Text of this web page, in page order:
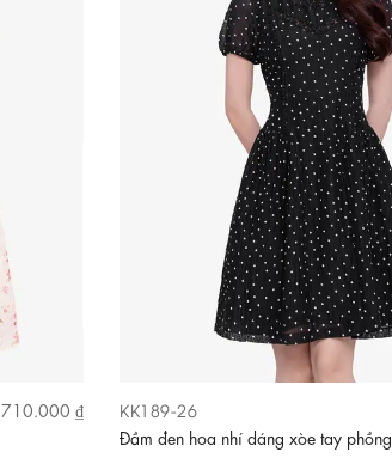
710.000 ₫
KK189-26
Đầm đen hoa nhí dáng xòe tay phồng